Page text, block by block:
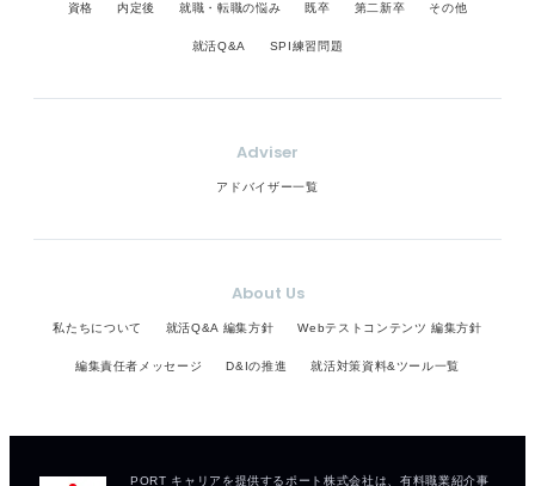
資格 内定後 就職・転職の悩み 既卒 第二新卒 その他
就活Q&A SPI練習問題
Adviser
アドバイザー一覧
About Us
私たちについて 就活Q&A 編集方針 Webテストコンテンツ 編集方針
編集責任者メッセージ D&Iの推進 就活対策資料&ツール一覧